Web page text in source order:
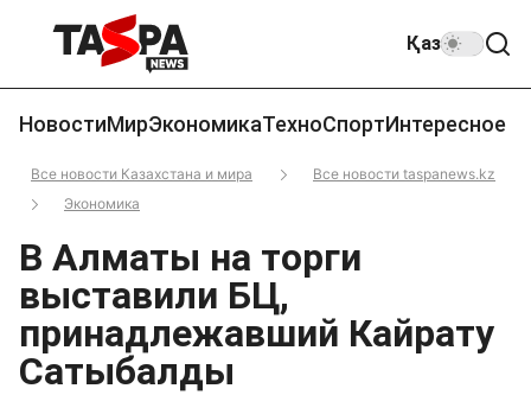
Қаз
НовостиМирЭкономикаТехноСпортИнтересное
Все новости Казахстана и мира
Все новости taspanews.kz
Экономика
В Алматы на торги
выставили БЦ,
принадлежавший Кайрату
Сатыбалды